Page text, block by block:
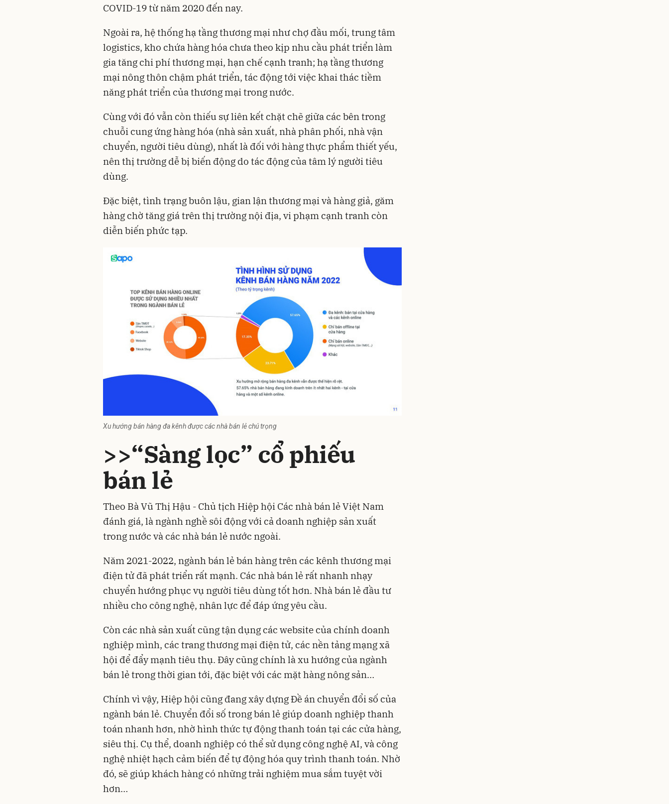
COVID-19 từ năm 2020 đến nay.
Ngoài ra, hệ thống hạ tầng thương mại như chợ đầu mối, trung tâm
logistics, kho chứa hàng hóa chưa theo kịp nhu cầu phát triển làm
gia tăng chi phí thương mại, hạn chế cạnh tranh; hạ tầng thương
mại nông thôn chậm phát triển, tác động tới việc khai thác tiềm
năng phát triển của thương mại trong nước.
Cùng với đó vẫn còn thiếu sự liên kết chặt chẽ giữa các bên trong
chuỗi cung ứng hàng hóa (nhà sản xuất, nhà phân phối, nhà vận
chuyển, người tiêu dùng), nhất là đối với hàng thực phẩm thiết yếu,
nên thị trường dễ bị biến động do tác động của tâm lý người tiêu
dùng.
Đặc biệt, tình trạng buôn lậu, gian lận thương mại và hàng giả, găm
hàng chờ tăng giá trên thị trường nội địa, vi phạm cạnh tranh còn
diễn biến phức tạp.
Xu hướng bán hàng đa kênh được các nhà bán lẻ chú trọng
>>“Sàng lọc” cổ phiếu
bán lẻ
Theo Bà Vũ Thị Hậu - Chủ tịch Hiệp hội Các nhà bán lẻ Việt Nam
đánh giá, là ngành nghề sôi động với cả doanh nghiệp sản xuất
trong nước và các nhà bán lẻ nước ngoài.
Năm 2021-2022, ngành bán lẻ bán hàng trên các kênh thương mại
điện tử đã phát triển rất mạnh. Các nhà bán lẻ rất nhanh nhạy
chuyển hướng phục vụ người tiêu dùng tốt hơn. Nhà bán lẻ đầu tư
nhiều cho công nghệ, nhân lực để đáp ứng yêu cầu.
Còn các nhà sản xuất cũng tận dụng các website của chính doanh
nghiệp mình, các trang thương mại điện tử, các nền tảng mạng xã
hội để đẩy mạnh tiêu thụ. Đây cũng chính là xu hướng của ngành
bán lẻ trong thời gian tới, đặc biệt với các mặt hàng nông sản…
Chính vì vậy, Hiệp hội cũng đang xây dựng Đề án chuyển đổi số của
ngành bán lẻ. Chuyển đổi số trong bán lẻ giúp doanh nghiệp thanh
toán nhanh hơn, nhờ hình thức tự động thanh toán tại các cửa hàng,
siêu thị. Cụ thể, doanh nghiệp có thể sử dụng công nghệ AI, và công
nghệ nhiệt hạch cảm biến để tự động hóa quy trình thanh toán. Nhờ
đó, sẽ giúp khách hàng có những trải nghiệm mua sắm tuyệt vời
hơn…